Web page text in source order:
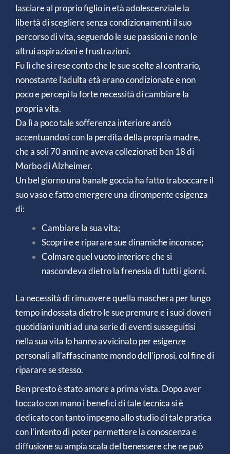
lasciare al proprio figlio in età adolescenziale la
libertà di scegliere senza condizionamenti il suo
percorso di vita, seguendo le sue passioni e non le
altrui aspirazioni e frustrazioni.
Fu lì che si rese conto che le sue scelte al contrario,
nonostante l’adulta età erano condizionate e non
poco e percepì la forte necessità di cambiare la
propria vita.
Da lì a poco tale sofferenza interiore andò
accentuandosi con la perdita della propria madre,
che a soli 70 anni ne aveva collezionati ben 18 di
Morbo di Alzheimer.
Un bel giorno una banale goccia ha fatto traboccare il
suo vaso e fatto emergere una dirompente esigenza
di:
Cambiare la sua vita;
Scoprire e riparare sue dinamiche inconsce;
Colmare quel vuoto interiore che si
nascondeva dietro la frenesia di tutti i giorni.
La necessità di rimuovere quella maschera per lungo
tempo indossata dietro le sue premure e i suoi doveri
quotidiani uniti ad una serie di eventi susseguitisi
nella sua vita lo hanno avvicinato per esigenze
personali all’affascinante mondo dell’ipnosi, col fine di
riparare se stesso.
Ben presto è stato amore a prima vista. Dopo aver
toccato con mano i benefici di tale tecnica si è
dedicato con tanto impegno allo studio di tale pratica
con l’intento di poter permettere la conoscenza e
diffusione su ampia scala del benessere che ne può